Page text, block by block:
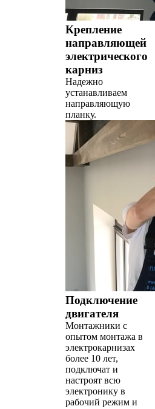
Крепление
направляющей
электрического
карниз
Надежно
устанавливаем
направляющую
планку.
Подключение
двигателя
Монтажники с
опытом монтажа в
электрокарнизах
более 10 лет,
подключат и
настроят всю
электронику в
рабочий режим и